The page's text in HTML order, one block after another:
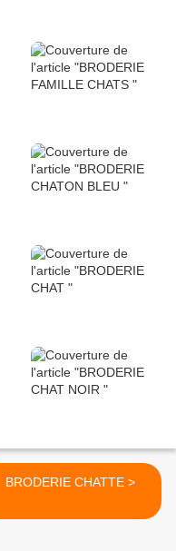
BRODERIE CHATTE >